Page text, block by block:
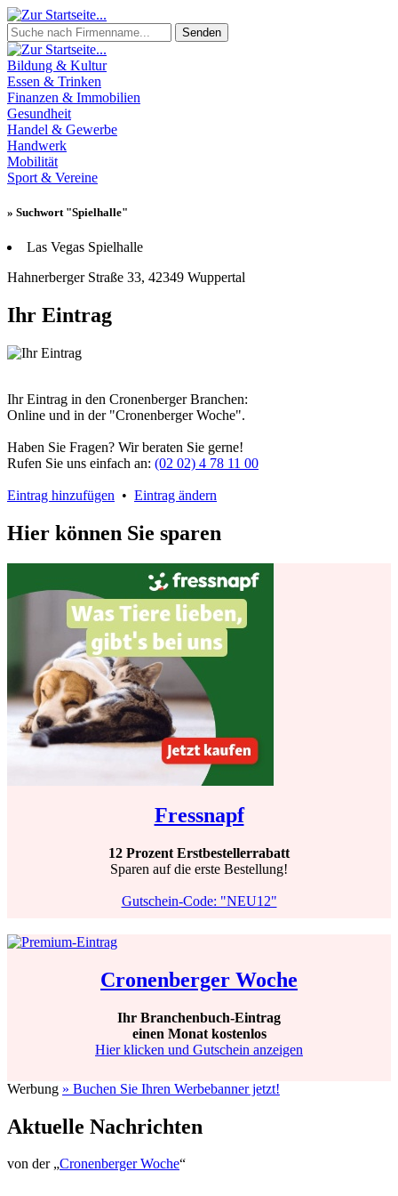
Senden
Bildung & Kultur
Essen & Trinken
Finanzen & Immobilien
Gesundheit
Handel & Gewerbe
Handwerk
Mobilität
Sport & Vereine
» Suchwort "Spielhalle"
Las Vegas Spielhalle
Hahnerberger Straße 33, 42349 Wuppertal
Ihr Eintrag
Ihr Eintrag in den Cronenberger Branchen:
Online und in der "Cronenberger Woche".
Haben Sie Fragen? Wir beraten Sie gerne!
Rufen Sie uns einfach an: (02 02) 4 78 11 00
Eintrag hinzufügen • Eintrag ändern
Hier können Sie sparen
Fressnapf
12 Prozent Erstbestellerrabatt
Sparen auf die erste Bestellung!
Gutschein-Code: "NEU12"
Cronenberger Woche
Ihr Branchenbuch-Eintrag
einen Monat kostenlos
Hier klicken und Gutschein anzeigen
Werbung » Buchen Sie Ihren Werbebanner jetzt!
Aktuelle Nachrichten
von der „Cronenberger Woche“